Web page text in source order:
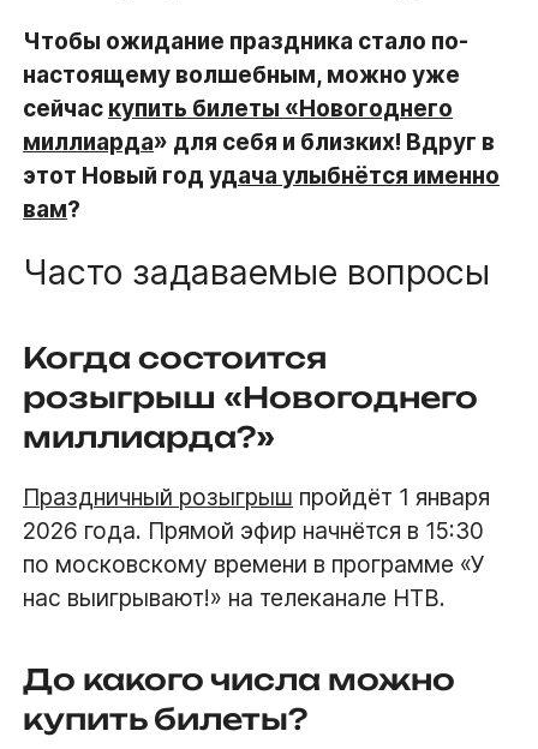
Чтобы ожидание праздника стало по-
настоящему волшебным, можно уже
сейчас купить билеты «Новогоднего
миллиарда» для себя и близких! Вдруг в
этот Новый годудача улыбнётся именно
вам?
Часто задаваемые вопросы
Когда состоится
розыгрыш «Новогоднего
миллиарда?»
Праздничный розыгрыш пройдёт 1 января
2026 года. Прямой эфир начнётся в 15:30
по московскому времени в программе «У
нас выигрывают!» на телеканале НТВ.
До какого числа можно
купить билеты?